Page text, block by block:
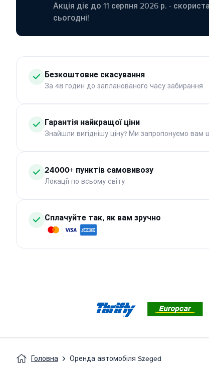
Акція діє до 11 серпня 2026 р. -
сьогодні!
Безкоштовне скасування
За 48 годин до запланованого часу забирання
Гарантія найкращої ціни
Знайшли вигіднішу ціну? Ми запропонуємо вам
24000+ пунктів самовивозу
Локації по всьому світу
Сплачуйте так, як вам зручно
Головна Оренда автомобіля Szeged